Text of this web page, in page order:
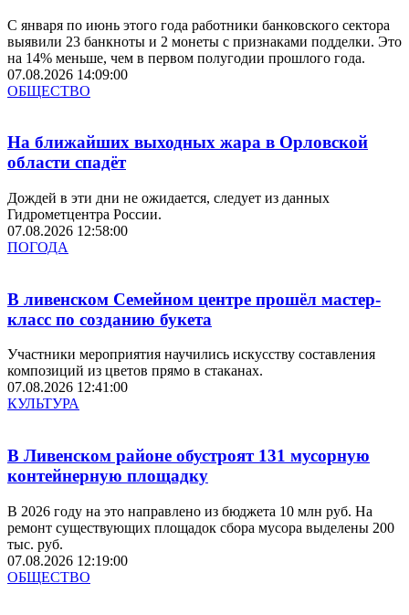
С января по июнь этого года работники банковского сектора
выявили 23 банкноты и 2 монеты с признаками подделки. Это
на 14% меньше, чем в первом полугодии прошлого года.
07.08.2026 14:09:00
ОБЩЕСТВО
На ближайших выходных жара в Орловской
области спадёт
Дождей в эти дни не ожидается, следует из данных
Гидрометцентра России.
07.08.2026 12:58:00
ПОГОДА
В ливенском Семейном центре прошёл мастер-
класс по созданию букета
Участники мероприятия научились искусству составления
композиций из цветов прямо в стаканах.
07.08.2026 12:41:00
КУЛЬТУРА
В Ливенском районе обустроят 131 мусорную
контейнерную площадку
В 2026 году на это направлено из бюджета 10 млн руб. На
ремонт существующих площадок сбора мусора выделены 200
тыс. руб.
07.08.2026 12:19:00
ОБЩЕСТВО